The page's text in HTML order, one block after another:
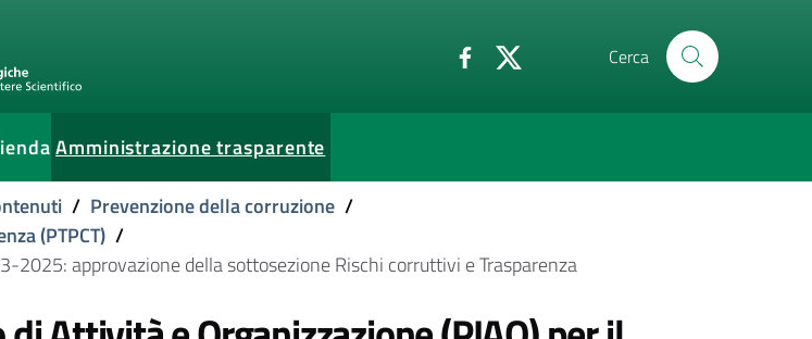
Cerca
Amministrazione trasparente
current
/ Prevenzione della corruzione /
(PTPCT) /
approvazione della sottosezione Rischi corruttivi e Trasparenza